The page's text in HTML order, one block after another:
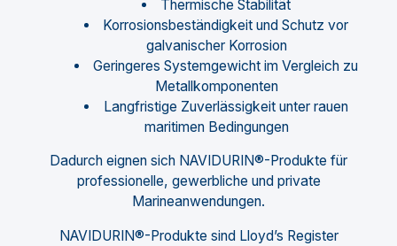
Thermische Stabilität
Korrosionsbeständigkeit und Schutz vor
galvanischer Korrosion
Geringeres Systemgewicht im Vergleich zu
Metallkomponenten
Langfristige Zuverlässigkeit unter rauen
maritimen Bedingungen
Dadurch eignen sich NAVIDURIN®-Produkte für
professionelle, gewerbliche und private
Marineanwendungen.
NAVIDURIN®-Produkte sind Lloyd’s Register